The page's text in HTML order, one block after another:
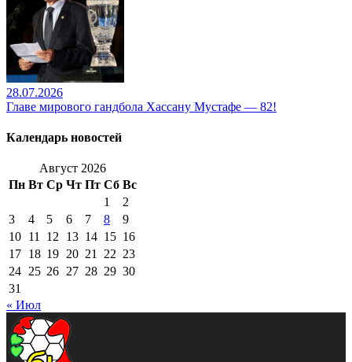
28.07.2026
Главе мирового гандбола Хассану Мустафе — 82!
Календарь новостей
Август 2026
Пн Вт Ср Чт Пт Сб Вс
1
2
3
4 5 6 7 8
9
10 11 12 13 14 15 16
17 18 19 20 21 22 23
24 25 26 27 28 29 30
31
« Июл